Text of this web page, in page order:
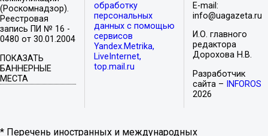
(Роскомнадзор).
Реестровая
запись ПИ № 16 -
0480 от 30.01.2004
ПОКАЗАТЬ
БАННЕРНЫЕ
МЕСТА
обработку
персональных
данных с помощью
сервисов
Yandex.Metrika,
LiveInternet,
top.mail.ru
E-mail:
info@uagazeta.ru
И.О. главного
редактора
Дорохова Н.В.
Разработчик
сайта –
INFOROS
2026
* Перечень иностранных и международных